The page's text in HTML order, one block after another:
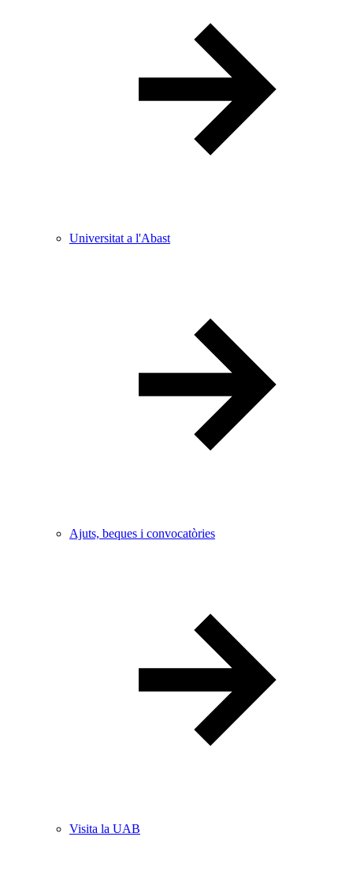
Universitat a l'Abast
Ajuts, beques i convocatòries
Visita la UAB